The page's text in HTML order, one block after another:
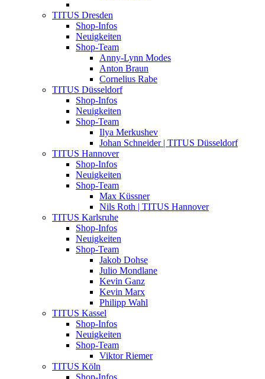
TITUS Dresden
Shop-Infos
Neuigkeiten
Shop-Team
Anny-Lynn Modes
Anton Braun
Cornelius Rabe
TITUS Düsseldorf
Shop-Infos
Neuigkeiten
Shop-Team
Ilya Merkushev
Johan Schneider | TITUS Düsseldorf
TITUS Hannover
Shop-Infos
Neuigkeiten
Shop-Team
Max Küssner
Nils Roth | TITUS Hannover
TITUS Karlsruhe
Shop-Infos
Neuigkeiten
Shop-Team
Jakob Dohse
Julio Mondlane
Kevin Ganz
Kevin Marx
Philipp Wahl
TITUS Kassel
Shop-Infos
Neuigkeiten
Shop-Team
Viktor Riemer
TITUS Köln